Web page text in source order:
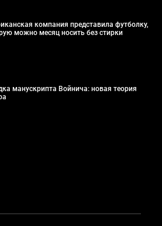
компания представила футболку,
можно месяц носить без стирки
манускрипта Войнича: новая теория